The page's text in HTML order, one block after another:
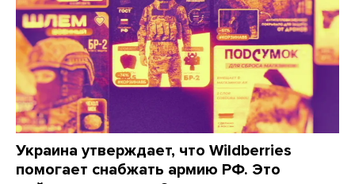
Украина утверждает, что Wildberries
помогает снабжать армию РФ. Это